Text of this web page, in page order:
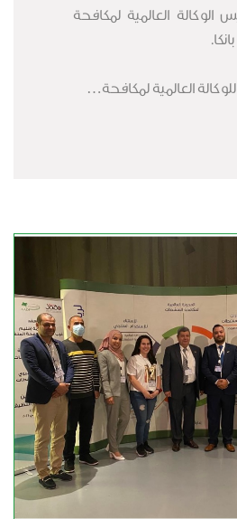
الوكالة العالمية لمكافحة
العالمية لمكافحة…